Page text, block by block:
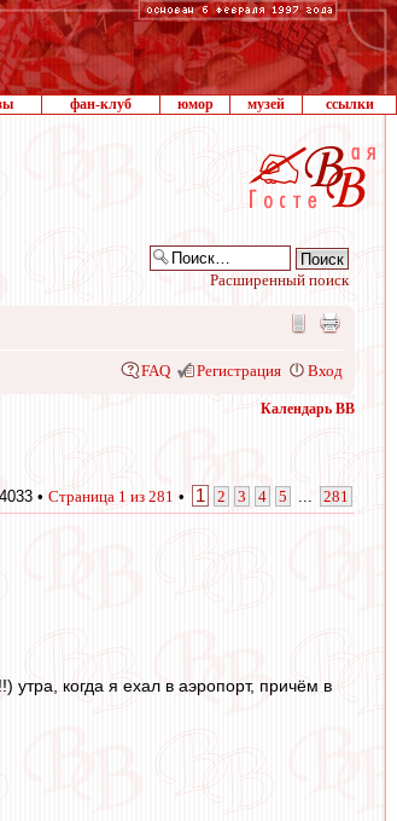
фан-клуб юмор музей ссылки
Расширенный поиск
FAQ Регистрация Вход
Календарь ВВ
• Страница 1 из 281 • 1 2 3 4 5 281
когда я ехал в аэропорт, причём в